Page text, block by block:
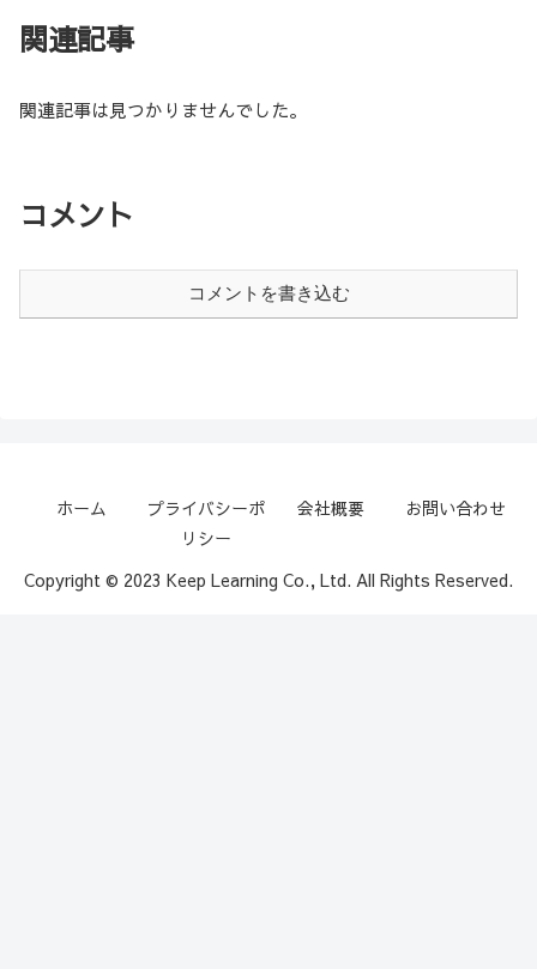
関連記事
関連記事は見つかりませんでした。
コメント
コメントを書き込む
ホーム
プライバシーポ
リシー
会社概要 お問い合わせ
Copyright © 2023 Keep Learning Co., Ltd. All Rights Reserved.